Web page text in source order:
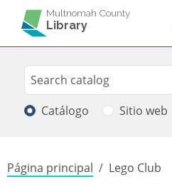
Pasar al contenido principal
Multnomah County
Library
Search
Buscar
Catálogo Sitio web
Sobrescribir
Página principal Lego Club